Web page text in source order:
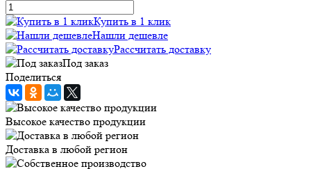
Купить в 1 клик
Нашли дешевле
Рассчитать доставку
Под заказ
Поделиться
Высокое качество продукции
Доставка в любой регион